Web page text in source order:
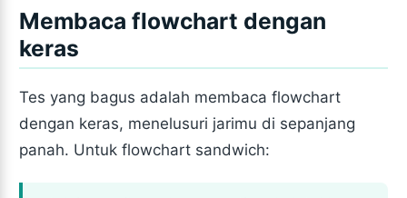
Membaca flowchart dengan
keras
Tes yang bagus adalah membaca flowchart
dengan keras, menelusuri jarimu di sepanjang
panah. Untuk flowchart sandwich: